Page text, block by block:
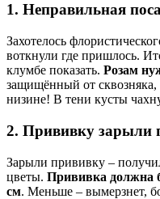
1. Неправильная
Захотелось
воткнули где пришлось.
клумбе показать. Розам
защищённый от
низине! В тени кусты
2. Прививку зарыли
Зарыли прививку –
цветы. Прививка должна
см. Меньше – вымерзнет,